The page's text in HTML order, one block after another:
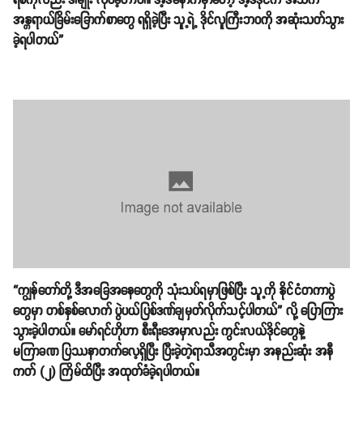
အန္တရာယ်ခြိမ်းခြောက်စာတွေ ရရှိခဲ့ပြီး သူ့ရဲ့ ဒိုင်လူကြီးဘဝကို အဆုံးသတ်သွား
ခဲ့ရပါတယ်”
“ကျွန်တော်တို့ ဒီအခြေအနေတွေကို သုံးသပ်ရမှာဖြစ်ပြီး သူ့ကို နိုင်ငံတကာပွဲ
တွေမှာ တစ်နှစ်လောက် ပွဲပယ်ပြစ်ဒဏ်ချမှတ်လိုက်သင့်ပါတယ်” လို့ ပြောကြား
သွားခဲ့ပါတယ်။ မော်ရင်ဟိုဟာ စီးရီးအေမှာလည်း ကွင်းလယ်ဒိုင်တွေနဲ့
မကြာခဏ ပြဿနာတက်လေ့ရှိပြီး ပြီးခဲ့တဲ့ရာသီအတွင်းမှာ အနည်းဆုံး အနီ
ကတ် (၂) ကြိမ်ထိပြီး အထုတ်ခံခဲ့ရပါတယ်။